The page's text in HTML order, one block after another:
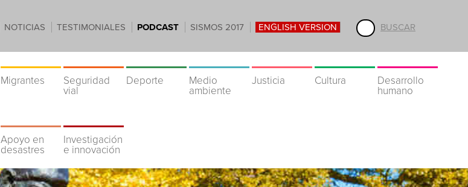
BUSCAR
NOTICIAS TESTIMONIALES PODCAST SISMOS 2017 ENGLISH VERSION
Migrantes
Seguridad
vial
Deporte
Medio
ambiente
Justicia Cultura
Desarrollo
humano
Apoyo en
desastres
Investigación
e innovación